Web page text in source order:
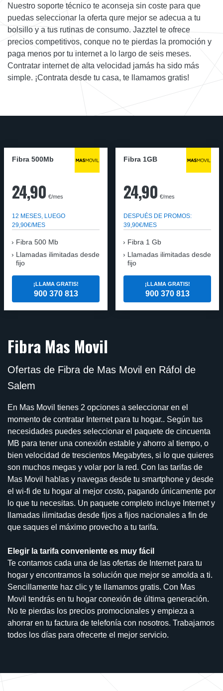
Nuestro soporte técnico te aconseja sin coste para que
puedas seleccionar la oferta qure mejor se adecua a tu
bolsillo y a tus rutinas de consumo. Jazztel te ofrece
precios competitivos, conque no te pierdas la promoción y
paga menos por tu internet a lo largo de seis meses.
Contratar internet de alta velocidad jamás ha sido más
simple. ¡Contrata desde tu casa, te llamamos gratis!
Fibra 500Mb
24,90 €/mes
12 MESES, LUEGO
29,90€/MES
Fibra 500 Mb
Llamadas ilimitadas desde
fijo
¡LLAMA GRATIS!
900 370 813
Fibra 1GB
24,90 €/mes
DESPUÉS DE PROMOS:
39,90€/MES
Fibra 1 Gb
Llamadas ilimitadas desde
fijo
¡LLAMA GRATIS!
900 370 813
Fibra Mas Movil
Ofertas de Fibra de Mas Movil en Ráfol de
Salem
En Mas Movil tienes 2 opciones a seleccionar en el
momento de contratar Internet para tu hogar.. Según tus
necesidades puedes seleccionar el paquete de cincuenta
MB para tener una conexión estable y ahorro al tiempo, o
bien velocidad de trescientos Megabytes, si lo que quieres
son muchos megas y volar por la red. Con las tarifas de
Mas Movil hablas y navegas desde tu smartphone y desde
el wi-fi de tu hogar al mejor costo, pagando únicamente por
lo que tu necesitas. Un paquete completo incluye Internet y
llamadas ilimitadas desde fijos a fijos nacionales a fin de
que saques el máximo provecho a tu tarifa.
Elegir la tarifa conveniente es muy fácil
Te contamos cada una de las ofertas de Internet para tu
hogar y encontramos la solución que mejor se amolda a ti.
Sencillamente haz clic y te llamamos gratis. Con Mas
Movil tendrás en tu hogar conexión de última generación.
No te pierdas los precios promocionales y empieza a
ahorrar en tu factura de telefonía con nosotros. Trabajamos
todos los días para ofrecerte el mejor servicio.